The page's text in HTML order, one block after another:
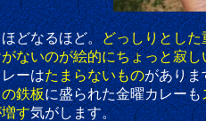
るほど。どっしりとし
ないのが絵的にちょっと寂し
はたまらないものがありま
鉄板に盛られた金曜カレーも
す気がします。